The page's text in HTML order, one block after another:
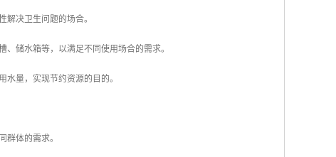
决卫生问题的场合。
储水箱等，以满足不同使用场合的需求。
量，实现节约资源的目的。
群体的需求。